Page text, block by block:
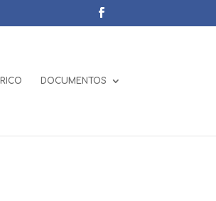
DOCUMENTOS